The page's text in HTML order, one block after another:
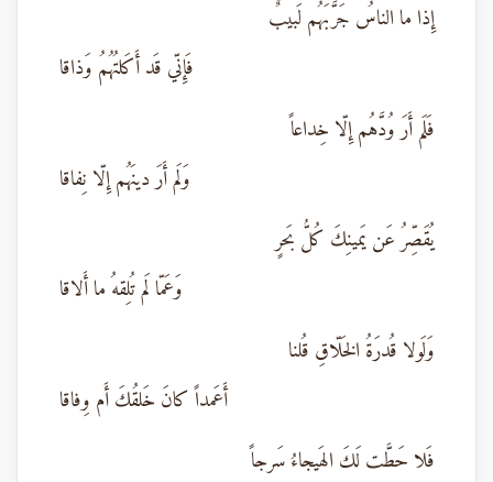
إِذا ما الناسُ جَرَّبَهُم لَبيبٌ
فَإِنّي قَد أَكَلتُهُمُ وَذاقا
فَلَم أَرَ وُدَّهُم إِلّا خِداعاً
وَلَم أَرَ دينَهُم إِلّا نِفاقا
يُقَصِّرُ عَن يَمينِكَ كُلُّ بَحرٍ
وَعَمّا لَم تُلِقهُ ما أَلاقا
وَلَولا قُدرَةُ الخَلّاقِ قُلنا
أَعَمداً كانَ خَلقُكَ أَم وِفاقا
فَلا حَطَّت لَكَ الهَيجاءُ سَرجاً